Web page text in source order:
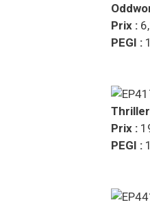
Prix :
PEGI :
Prix :
PEGI :